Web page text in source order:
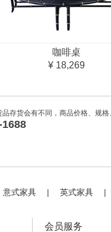
咖啡桌
¥ 18,269
存货会有不同，商品价格、规
意式家具 | 英式家具 |
会员服务